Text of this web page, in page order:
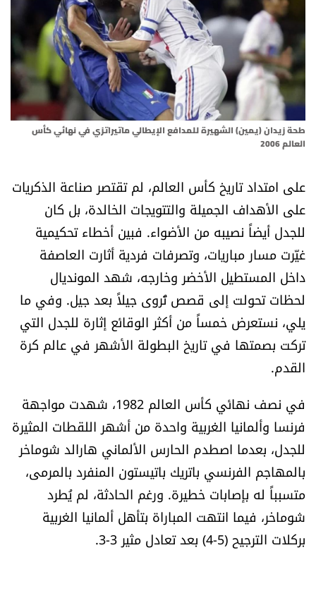
متفرقات
نداء القرّاء
خاص الموقع
كتّابنا
تحت المجهر
آراء
اقتصاد
العالم
الصحافة الإسرائيلية
فصل من كتاب
اقرأ تضحك
كاميرا
سجالات
طحة زيدان (يمين) الشهيرة للمدافع الإيطالي ماتيراتزي في نهائي كأس
العالم 2006
على امتداد تاريخ كأس العالم، لم تقتصر صناعة الذكريات
على الأهداف الجميلة والتتويجات الخالدة، بل كان
للجدل أيضاً نصيبه من الأضواء. فبين أخطاء تحكيمية
غيّرت مسار مباريات، وتصرفات فردية أثارت العاصفة
داخل المستطيل الأخضر وخارجه، شهد المونديال
لحظات تحولت إلى قصص تُروى جيلاً بعد جيل. وفي ما
يلي، نستعرض خمساً من أكثر الوقائع إثارة للجدل التي
تركت بصمتها في تاريخ البطولة الأشهر في عالم كرة
القدم.
في نصف نهائي كأس العالم 1982، شهدت مواجهة
فرنسا وألمانيا الغربية واحدة من أشهر اللقطات المثيرة
للجدل، بعدما اصطدم الحارس الألماني هارالد شوماخر
بالمهاجم الفرنسي باتريك باتيستون المنفرد بالمرمى،
متسبباً له بإصابات خطيرة. ورغم الحادثة، لم يُطرد
شوماخر، فيما انتهت المباراة بتأهل ألمانيا الغربية
بركلات الترجيح (5-4) بعد تعادل مثير 3-3.